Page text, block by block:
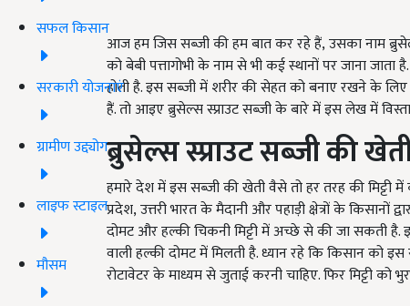
सफल किसान
सरकारी योजनाएं
ग्रामीण उद्द्योग
लाइफ स्टाइल
मौसम
आज हम जिस सब्जी की हम बात कर रहे हैं, उसका नाम
को बेबी पत्तागोभी के नाम से भी कई स्थानों पर जाना
होती है. इस सब्जी में शरीर की सेहत को बनाए रखने के
हैं. तो आइए ब्रुसेल्स स्प्राउट सब्जी के बारे में इस लेख में
ब्रुसेल्स स्प्राउट सब्जी की
हमारे देश में इस सब्जी की खेती वैसे तो हर तरह की मिट्टी
प्रदेश, उत्तरी भारत के मैदानी और पहाड़ी क्षेत्रों के
दोमट और हल्की चिकनी मिट्टी में अच्छे से की जा सकती
वाली हल्की दोमट में मिलती है. ध्यान रहे कि किसान
रोटावेटर के माध्यम से जुताई करनी चाहिए. फिर मिट्टी को